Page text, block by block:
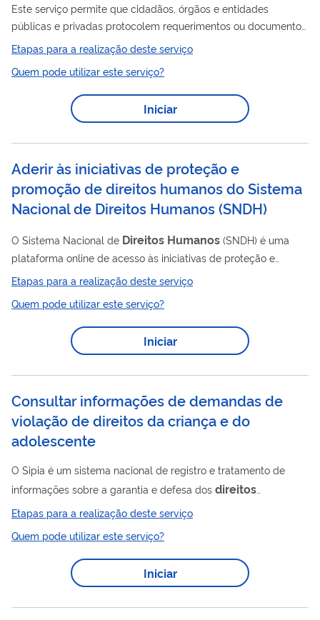
Este serviço permite que cidadãos, órgãos e entidades
públicas e privadas protocolem requerimentos ou documentos
em geral destinados a alguma das unidades do Ministério dos
MDHC, o documento apresentado pelo(a) cidadão(ã) será
registrado no Sistema Eletrônico de Informação (SEI) e o
número de processo gerado será informado ao(à) cidadão(ã). O
pelo tratamento da demanda...
Etapas para a realização deste serviço
Quem pode utilizar este serviço?
Iniciar
Aderir às iniciativas de proteção e
promoção de direitos humanos do Sistema
Nacional de Direitos Humanos(SNDH)
O Sistema Nacional de Direitos Humanos (SNDH) é uma
plataforma online de acesso às iniciativas de proteção e
promoção de direitos humanosdo Ministério da Mulher, da
Família e dos Direitos Humanos
implementação depende de adesão ou inscrição dos entes
subnacionais e de organizações da sociedade civil e do setor
Etapas para a realização deste serviço
Quem pode utilizar este serviço?
Iniciar
Consultar informações de demandas de
violação de direitos da criança e do
adolescente
O Sipia é um sistema nacional de registro e tratamento de
informações sobre a garantia e defesa dos direitos
fundamentais preconizados no Estatuto da Criança e do
Adolescente (ECA). O Sipia tem uma saída de dados
agregados em nível municipal, estadual e nacional e se
constitui em uma base única nacional para formulação de
políticas públicas no setor. A base do Sipia-CT é o Conselho
violação ou não atendimento aosdireitos...
Etapas para a realização deste serviço
Quem pode utilizar este serviço?
Iniciar